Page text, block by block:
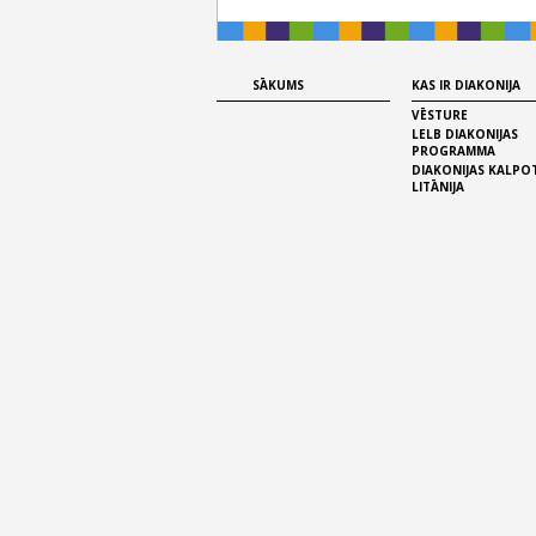
SĀKUMS
KAS IR DIAKONIJA
VĒSTURE
LELB DIAKONIJAS
PROGRAMMA
DIAKONIJAS
LITĀNIJA